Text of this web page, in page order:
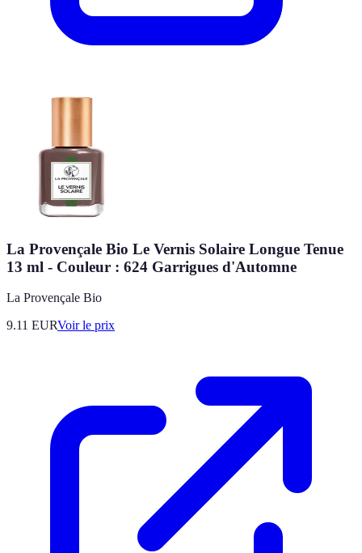
La Provençale Bio Le Vernis Solaire Longue Tenue
13 ml - Couleur : 624 Garrigues d'Automne
La Provençale Bio
9.11 EURVoir le prix